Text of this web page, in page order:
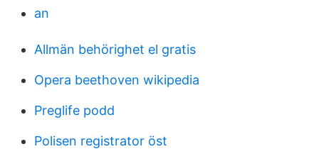
an
Allmän behörighet el gratis
Opera beethoven wikipedia
Preglife podd
Polisen registrator öst